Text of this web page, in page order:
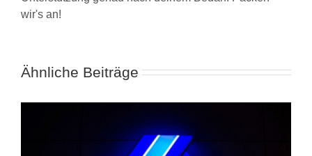
wir's an!
Ähnliche Beiträge